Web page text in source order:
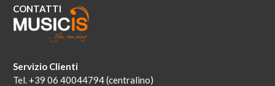
CONTATTI
Servizio Clienti
Tel. +39 06 40044794 (centralino)